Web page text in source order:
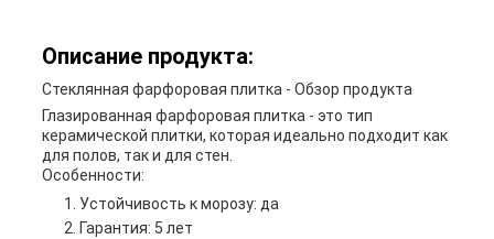
Описание продукта:
Стеклянная фарфоровая плитка - Обзор продукта
Глазированная фарфоровая плитка - это тип
керамической плитки, которая идеально подходит как
для полов, так и для стен.
Особенности:
Устойчивость к морозу: да
Гарантия: 5 лет